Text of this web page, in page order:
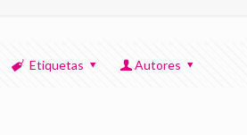
Etiquetas Autores